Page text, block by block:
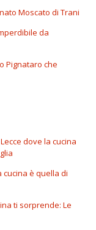
Moscato di Trani
da
Pignataro che
dove la cucina
cucina è quella di
ti sorprende: Le